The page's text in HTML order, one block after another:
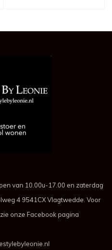
van 10.00u-17.00 en zaterdag
4 9541CX Vlagtwedde. Voor
onze Facebook pagina